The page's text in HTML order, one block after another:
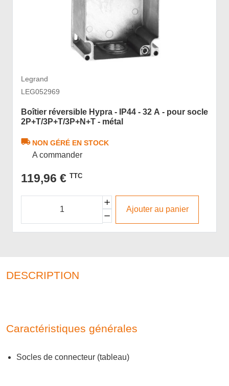
Legrand
LEG052969
Boîtier réversible Hypra - IP44 - 32 A - pour socle
2P+T/3P+T/3P+N+T - métal
NON GÉRÉ EN STOCK
A commander
119,96 € TTC
Ajouter au panier
DESCRIPTION
Caractéristiques générales
Socles de connecteur (tableau)